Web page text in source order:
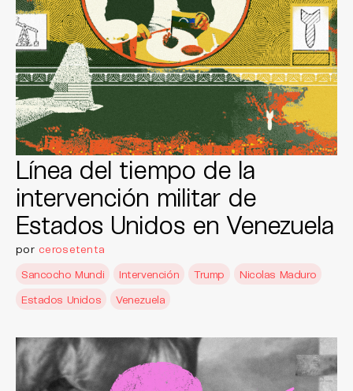
Línea del tiempo de la
intervención militar de
Estados Unidos en Venezuela
por cerosetenta
Sancocho Mundi
Intervención Trump
Nicolas Maduro
Estados Unidos
Venezuela